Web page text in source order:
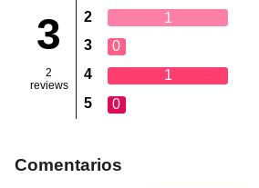
3
2
reviews
2
1
3
0
4
1
5
0
Comentarios